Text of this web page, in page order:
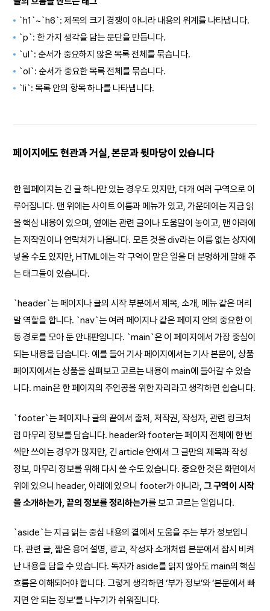
`h1`~`h6`: 제목의 크기 경쟁이 아니라 내용의 위계를 나타냅니다.
`p`: 한 가지 생각을 담는 문단을 만듭니다.
`ul`: 순서가 중요하지 않은 목록 전체를 묶습니다.
`ol`: 순서가 중요한 목록 전체를 묶습니다.
`li`: 목록 안의 항목 하나를 나타냅니다.
페이지에도 현관과 거실, 본문과 뒷마당이 있습니다
한 웹페이지는 긴 글 하나만 있는 경우도 있지만, 대개 여러 구역으로 이
루어집니다. 맨 위에는 사이트 이름과 메뉴가 있고, 가운데에는 지금 읽
을 핵심 내용이 있으며, 옆에는 관련 글이나 도움말이 놓이고, 맨 아래에
는 저작권이나 연락처가 나옵니다. 모든 것을 div라는 이름 없는 상자에
넣을 수도 있지만, HTML에는 각 구역이 맡은 일을 더 분명하게 말해 주
는 태그들이 있습니다.
`header`는 페이지나 글의 시작 부분에서 제목, 소개, 메뉴 같은 머리
말 역할을 합니다. `nav`는 여러 페이지나 같은 페이지 안의 중요한 이
동 경로를 모아 둔 안내판입니다. `main`은 이 페이지에서 가장 중심이
되는 내용을 담습니다. 예를 들어 기사 페이지에서는 기사 본문이, 상품
페이지에서는 상품을 살펴보고 고르는 내용이 main에 들어갈 수 있습
니다. main은 한 페이지의 주인공을 위한 자리라고 생각하면 쉽습니다.
`footer`는 페이지나 글의 끝에서 출처, 저작권, 작성자, 관련 링크처
럼 마무리 정보를 담습니다. header와 footer는 페이지 전체에 한 번
씩만 쓰이는 경우가 많지만, 긴 article 안에서 그 글만의 제목과 작성
정보, 마무리 정보를 위해 다시 쓸 수도 있습니다. 중요한 것은 화면에서
위에 있으니 header, 아래에 있으니 footer가 아니라,그 구역이 시작
을 소개하는가, 끝의 정보를 정리하는가를 보고 고르는 일입니다.
`aside`는 지금 읽는 중심 내용의 곁에서 도움을 주는 부가 정보입니
다. 관련 글, 짧은 용어 설명, 광고, 작성자 소개처럼 본문에서 잠시 비켜
난 내용을 담을 수 있습니다. 독자가 aside를 읽지 않아도 main의 핵심
흐름은 이해되어야 합니다. 그렇게 생각하면 ‘부가 정보’와 ‘본문에서 빠
지면 안 되는 정보’를 나누기가 쉬워집니다.